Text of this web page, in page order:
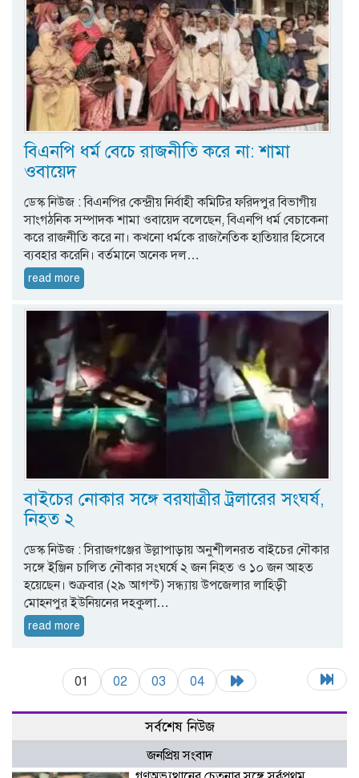
বিএনপি ধর্ম বেচে রাজনীতি করে না: শামা
ওবায়েদ
ডেস্ক নিউজ : বিএনপির কেন্দ্রীয় নির্বাহী কমিটির ফরিদপুর বিভাগীয়
সাংগঠনিক সম্পাদক শামা ওবায়েদ বলেছেন, বিএনপি ধর্ম বেচাকেনা
করে রাজনীতি করে না। কখনো ধর্মকে রাজনৈতিক হাতিয়ার হিসেবে
ব্যবহার করেনি। বর্তমানে অনেক দল…
read more
বাইচের নোকার সঙ্গে বরযাত্রীর ট্রলারের সংঘর্ষ,
নিহত ২
ডেস্ক নিউজ : সিরাজগঞ্জের উল্লাপাড়ায় অনুশীলনরত বাইচের নৌকার
সঙ্গে ইঞ্জিন চালিত নৌকার সংঘর্ষে ২ জন নিহত ও ১০ জন আহত
হয়েছেন। শুক্রবার (২৯ আগস্ট) সন্ধ্যায় উপজেলার লাহিড়ী
মোহনপুর ইউনিয়নের দহকুলা…
read more
01 02 03 04
সর্বশেষ নিউজ
জনপ্রিয় সংবাদ